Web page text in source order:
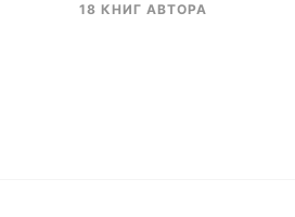
18 КНИГ АВТОРА